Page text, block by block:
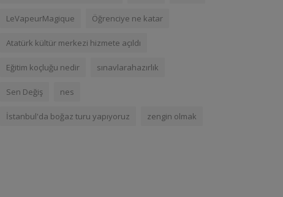
LeVapeurMagique Öğrenciye ne katar
Atatürk kültür merkezi hizmete açıldı
Eğitim koçluğu nedir sınavlarahazırlık
Sen Değiş nes
İstanbul'da boğaz turu yapıyoruz zengin olmak